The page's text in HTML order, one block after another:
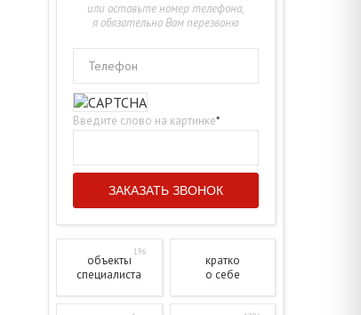
или оставьте номер телефона,
я обязательно Вам перезвоню
Телефон
Введите слово на картинке*
объекты
196
специалиста
кратко
о себе